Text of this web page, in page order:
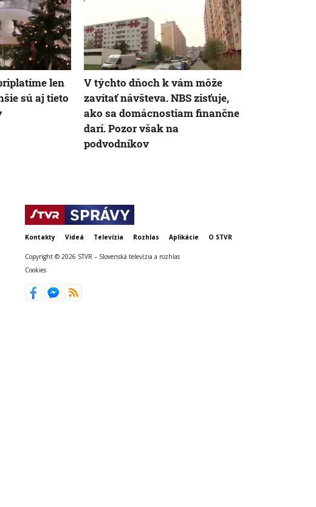
len
sú aj tieto
V týchto dňoch k vám môže
zavítať návšteva. NBS zisťuje,
ako sa domácnostiam finančne
darí. Pozor však na
podvodníkov
Kontakty Videá Televízia Rozhlas Aplikácie O STVR
Copyright © 2026 STVR – Slovenská televízia a rozhlas
Cookies